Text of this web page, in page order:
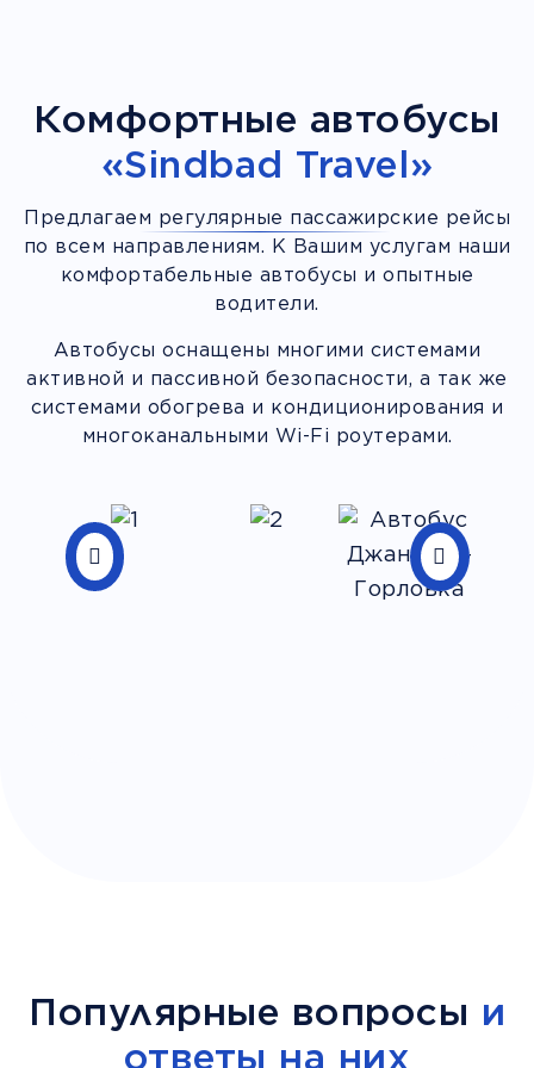
Комфортные автобусы
«Sindbad Travel»
Предлагаем регулярные пассажирские рейсы
по всем направлениям. К Вашим услугам наши
комфортабельные автобусы и опытные
водители.
Автобусы оснащены многими системами
активной и пассивной безопасности, а так же
системами обогрева и кондиционирования и
многоканальными Wi-Fi роутерами.
Популярные вопросы и
ответы на них